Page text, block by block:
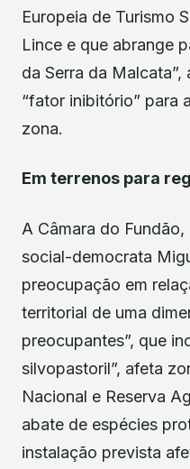
Europeia de Turismo
Lince e que abrange
da Serra da
“fator inibitório” para
zona.
Em terrenos para
A Câmara do
social-democrata
preocupação em
territorial de uma
preocupantes”, que
silvopastoril”, afeta
Nacional e Reserva
abate de espécies
instalação prevista